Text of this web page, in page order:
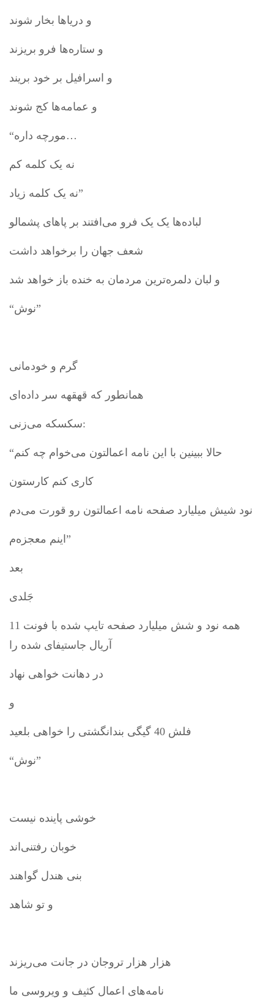
و دریاها بخار شوند
و ستاره‌ها فرو بریزند
و اسرافیل بر خود بریند
و عمامه‌ها کج شوند
“مورچه داره…
نه یک کلمه کم
نه یک کلمه زیاد”
لباده‌ها یک یک فرو می‌افتند بر پاهای پشمالو
شعف جهان را برخواهد داشت
و لبان دلمره‌ترین مردمان به خنده باز خواهد شد
“نوش”
گرم و خودمانی
همانطور که قهقهه سر داده‌ای
سکسکه می‌زنی:
“حالا ببینین با این نامه اعمالتون می‌خوام چه کنم
کاری کنم کارستون
نود شیش میلیارد صفحه نامه اعمالتون رو قورت می‌دم
اینم معجزه‌م”
بعد
جَلدی
همه نود و شش میلیارد صفحه تایپ شده با فونت 11
آریال جاستیفای شده را
در دهانت خواهی نهاد
و
فلش 40 گیگی بندانگشتی را خواهی بلعید
“نوش”
خوشی پاینده نیست
خوبان رفتنی‌اند
بنی هندل گواهند
و تو شاهد
هزار هزار تروجان در جانت می‌ریزند
نامه‌های اعمال کثیف و ویروسی ما